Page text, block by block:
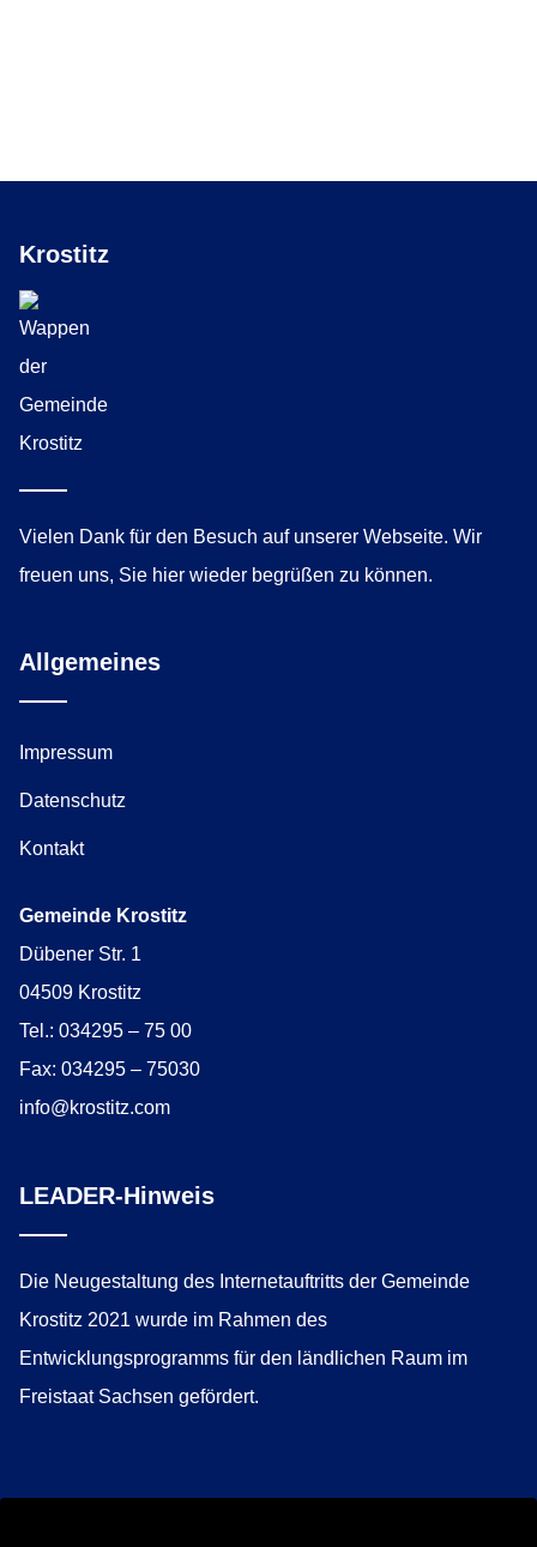
Krostitz
Vielen Dank für den Besuch auf unserer Webseite. Wir
freuen uns, Sie hier wieder begrüßen zu können.
Allgemeines
Impressum
Datenschutz
Kontakt
Gemeinde Krostitz
Dübener Str. 1
04509 Krostitz
Tel.: 034295 – 75 00
Fax: 034295 – 75030
info@krostitz.com
LEADER-Hinweis
Die Neugestaltung des Internetauftritts der Gemeinde
Krostitz 2021 wurde im Rahmen des
Entwicklungsprogramms für den ländlichen Raum im
Freistaat Sachsen gefördert.